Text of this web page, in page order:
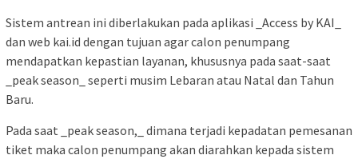
Sistem antrean ini diberlakukan pada aplikasi _Access by KAI_
dan web kai.id dengan tujuan agar calon penumpang
mendapatkan kepastian layanan, khususnya pada saat-saat
_peak season_ seperti musim Lebaran atau Natal dan Tahun
Baru.
Pada saat _peak season,_ dimana terjadi kepadatan pemesanan
tiket maka calon penumpang akan diarahkan kepada sistem